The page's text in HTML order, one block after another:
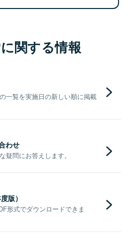
関する情報
一覧を実施日の新しい順に掲載
わせ
疑問にお答えします。
版）
形式でダウンロードできま